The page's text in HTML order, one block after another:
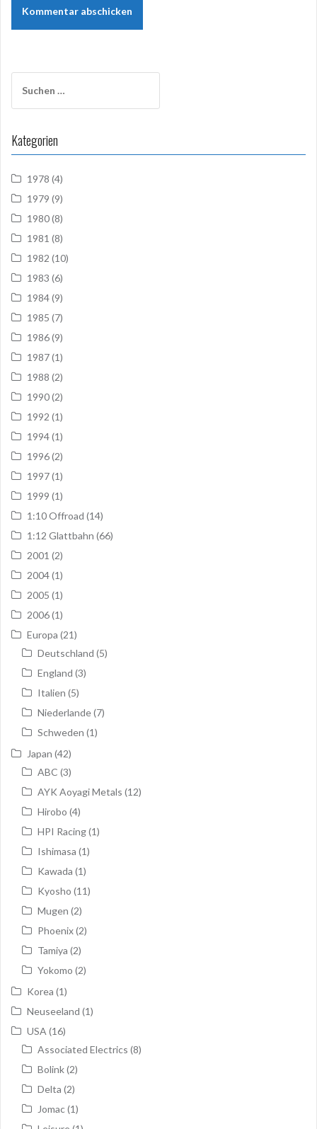
nach:
Kategorien
1978 (4)
1979 (9)
1980(8)
1981 (8)
1982 (10)
1983 (6)
1984(9)
1985 (7)
1986(9)
1987(1)
1988 (2)
1990(2)
1992 (1)
1994(1)
1996(2)
1997(1)
1999 (1)
1:10 Offroad (14)
1:12 Glattbahn (66)
2001 (2)
2004(1)
2005 (1)
2006(1)
Europa (21)
Deutschland (5)
England (3)
Italien (5)
Niederlande(7)
Schweden (1)
Japan (42)
ABC (3)
AYK Aoyagi Metals (12)
Hirobo (4)
HPI Racing(1)
Ishimasa (1)
Kawada (1)
Kyosho (11)
Mugen (2)
Phoenix(2)
Tamiya (2)
Yokomo (2)
Korea (1)
Neuseeland (1)
USA (16)
Associated Electrics (8)
Bolink(2)
Delta (2)
Jomac(1)